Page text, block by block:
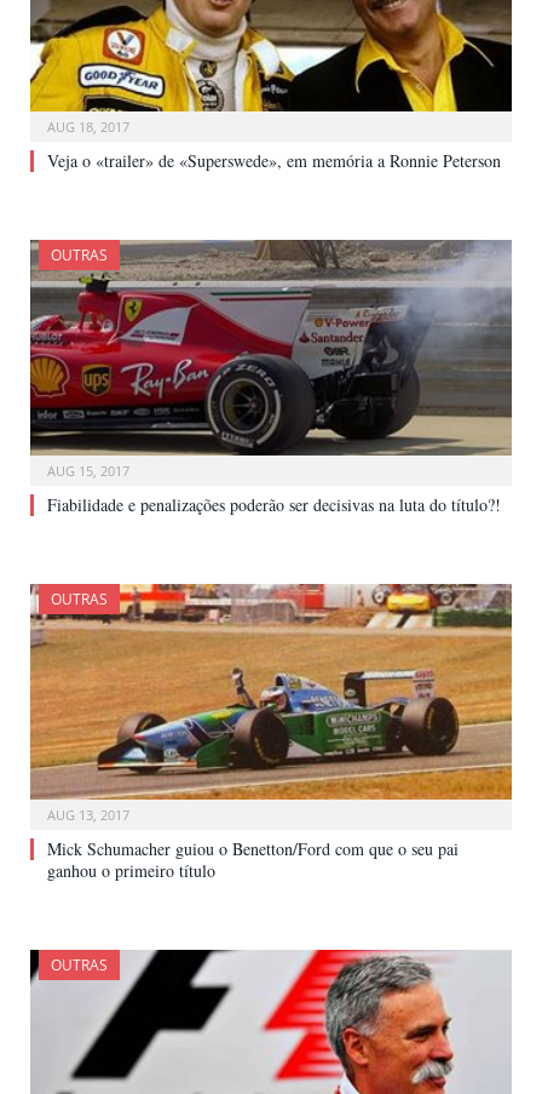
AUG 18, 2017
Veja o «trailer» de «Superswede», em memória a Ronnie Peterson
OUTRAS
AUG 15, 2017
Fiabilidade e penalizações poderão ser decisivas na luta do título?!
OUTRAS
AUG 13, 2017
Mick Schumacher guiou o Benetton/Ford com que o seu pai
ganhou o primeiro título
OUTRAS